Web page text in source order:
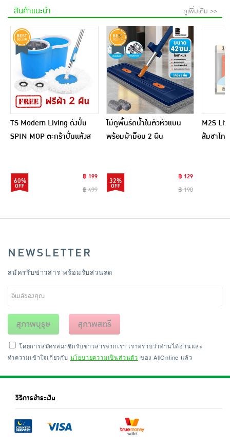
สินค้าแนะนำ ดูเพิ่มเติม >>
TS Modern Living ถังปั่น
SPIN MOP ตะกร้าปั่นแห้งส
60%
฿ 199
฿ 499
ไม้ถูพื้นรีดน้ำในตัวหัวแบน
พร้อมผ้าม็อบ 2 ผืน
32%
฿ 129
฿ 190
M2S
ส้มชาไท
NEWSLETTER
สมัครรับข่าวสาร พร้อมรับส่วนลด
สุภาพบุรุษ สุภาพสตรี
โดยการสมัครสมาชิกรับข่าวสารจากเรา เราทราบว่าท่านได้อ่านและ
ทำความเข้าใจเกี่ยวกับ นโยบายความเป็นส่วนตัว ของ AllOnline แล้ว
วิธีการชำระเงิน